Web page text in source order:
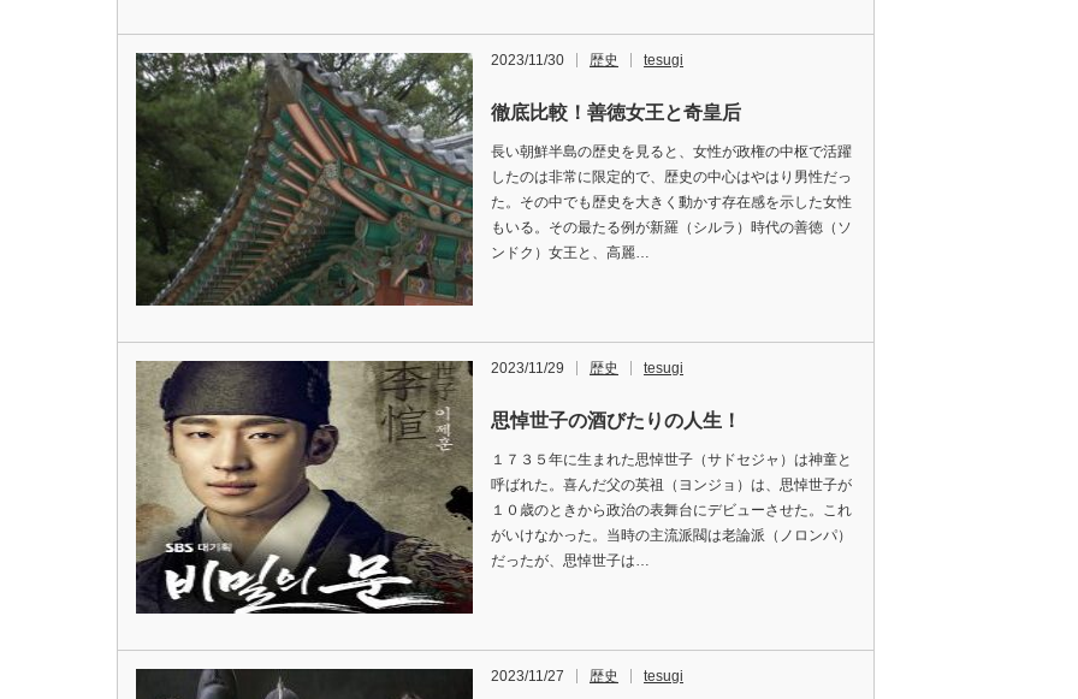
2023/11/30 歴史 tesugi
徹底比較！善徳女王と奇皇后
長い朝鮮半島の歴史を見ると、女性が政権の中枢で活躍
したのは非常に限定的で、歴史の中心はやはり男性だっ
た。その中でも歴史を大きく動かす存在感を示した女性
もいる。その最たる例が新羅（シルラ）時代の善徳（ソ
ンドク）女王と、高麗…
2023/11/29 歴史 tesugi
思悼世子の酒びたりの人生！
１７３５年に生まれた思悼世子（サドセジャ）は神童と
呼ばれた。喜んだ父の英祖（ヨンジョ）は、思悼世子が
１０歳のときから政治の表舞台にデビューさせた。これ
がいけなかった。当時の主流派閥は老論派（ノロンパ）
だったが、思悼世子は…
2023/11/27 歴史 tesugi